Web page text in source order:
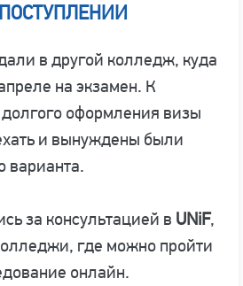
в другой колледж, куда
на экзамен. К
оформления визы
и вынуждены были
варианта.
за консультацией в UNiF,
где можно пройти
онлайн.